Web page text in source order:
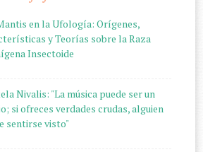
en la Ufología: Orígenes,
y Teorías sobre la Raza
Insectoide
Nivalis: "La música puede ser un
si ofreces verdades crudas, alguien
sentirse visto"